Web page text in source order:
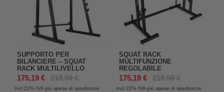
SUPPORTO PER
BILANCIERE – SQUAT
RACK MULTILIVELLO
175,19 € 218,99 €
Incl 22% IVA più spese di spedizione
SQUAT RACK
MULTIFUNZIONE
REGOLABILE
175,19 € 218,99 €
Incl 22% IVA più spese di spedizione